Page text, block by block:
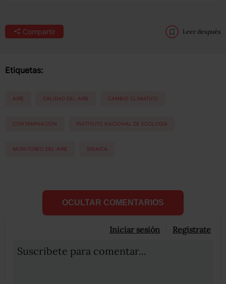
Compartir Leer después
Etiquetas:
AIRE CALIDAD DEL AIRE CAMBIO CLIMÁTICO
CONTAMINACION INSTITUTO NACIONAL DE ECOLOGIA
MONITOREO DEL AIRE SINAICA
OCULTAR COMENTARIOS
Iniciar sesión Registrate
Suscribete para comentar...